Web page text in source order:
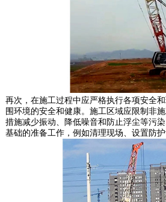
再次，在施工过程中应严格执行各项安全
围环境的安全和健康。施工区域应限制非
措施减少振动、降低噪音和防止浮尘等污
基础的准备工作，例如清理现场、设置防